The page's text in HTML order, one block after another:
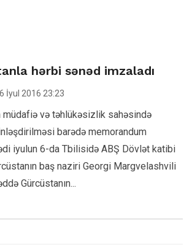
hərbi sənəd imzaladı
İyul 2016 23:23
müdafiə və təhlükəsizlik sahəsində
barədə memorandum
iyulun 6-da Tbilisidə ABŞ Dövlət katibi
baş naziri Georgi Margvelashvili
Gürcüstanın...